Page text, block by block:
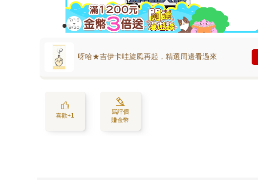
呀哈★吉伊卡哇旋風再起，精選周邊看過來
喜歡+1
寫評價
賺金幣